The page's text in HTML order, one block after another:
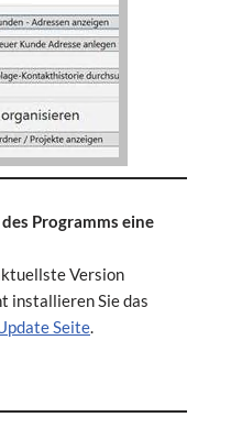
Programms eine
Version
installieren Sie das
Seite.